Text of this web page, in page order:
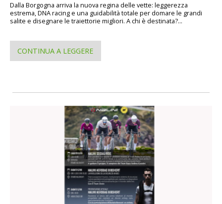
Dalla Borgogna arriva la nuova regina delle vette: leggerezza
estrema, DNA racing e una guidabilità totale per domare le grandi
salite e disegnare le traiettorie migliori. A chi è destinata?...
CONTINUA A LEGGERE